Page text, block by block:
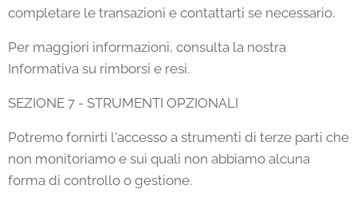
completare le transazioni e contattarti se necessario.
Per maggiori informazioni, consulta la nostra
Informativa su rimborsi e resi.
SEZIONE 7 - STRUMENTI OPZIONALI
Potremo fornirti l'accesso a strumenti di terze parti che
non monitoriamo e sui quali non abbiamo alcuna
forma di controllo o gestione.